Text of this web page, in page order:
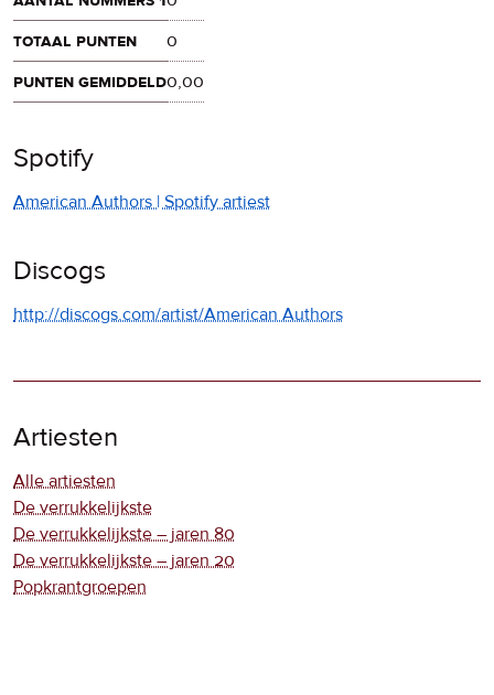
totaal punten
0
punten gemiddeld0,00
Spotify
American Authors | Spotify artiest
Discogs
http://discogs.com/artist/American Authors
Artiesten
Alle artiesten
De verrukkelijkste
De verrukkelijkste – jaren 80
De verrukkelijkste – jaren 20
Popkrantgroepen